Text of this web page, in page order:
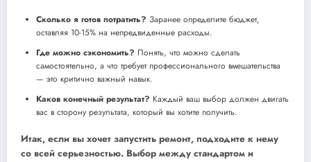
Сколько я готов потратить? Заранее определите бюджет,
оставляя 10-15% на непредвиденные расходы.
Где можно сэкономить? Понять, что можно сделать
самостоятельно, а что требует профессионального вмешательства
— это критично важный навык.
Каков конечный результат? Каждый ваш выбор должен двигать
вас в сторону результата, который вы хотите получить.
Итак, если вы хочет запустить ремонт, подходите к нему
со всей серьезностью. Выбор между стандартом и